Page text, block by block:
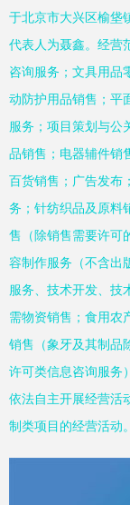
于北京市大兴区榆垡
代表人为聂鑫。经营
咨询服务；文具用品
动防护用品销售；平
服务；项目策划与公
品销售；电器辅件销
百货销售；广告发布
务；针纺织品及原料
售（除销售需要许可
容制作服务（不含出
服务、技术开发、技
需物资销售；食用农
销售（象牙及其制品
许可类信息咨询服务
依法自主开展经营活
制类项目的经营活动